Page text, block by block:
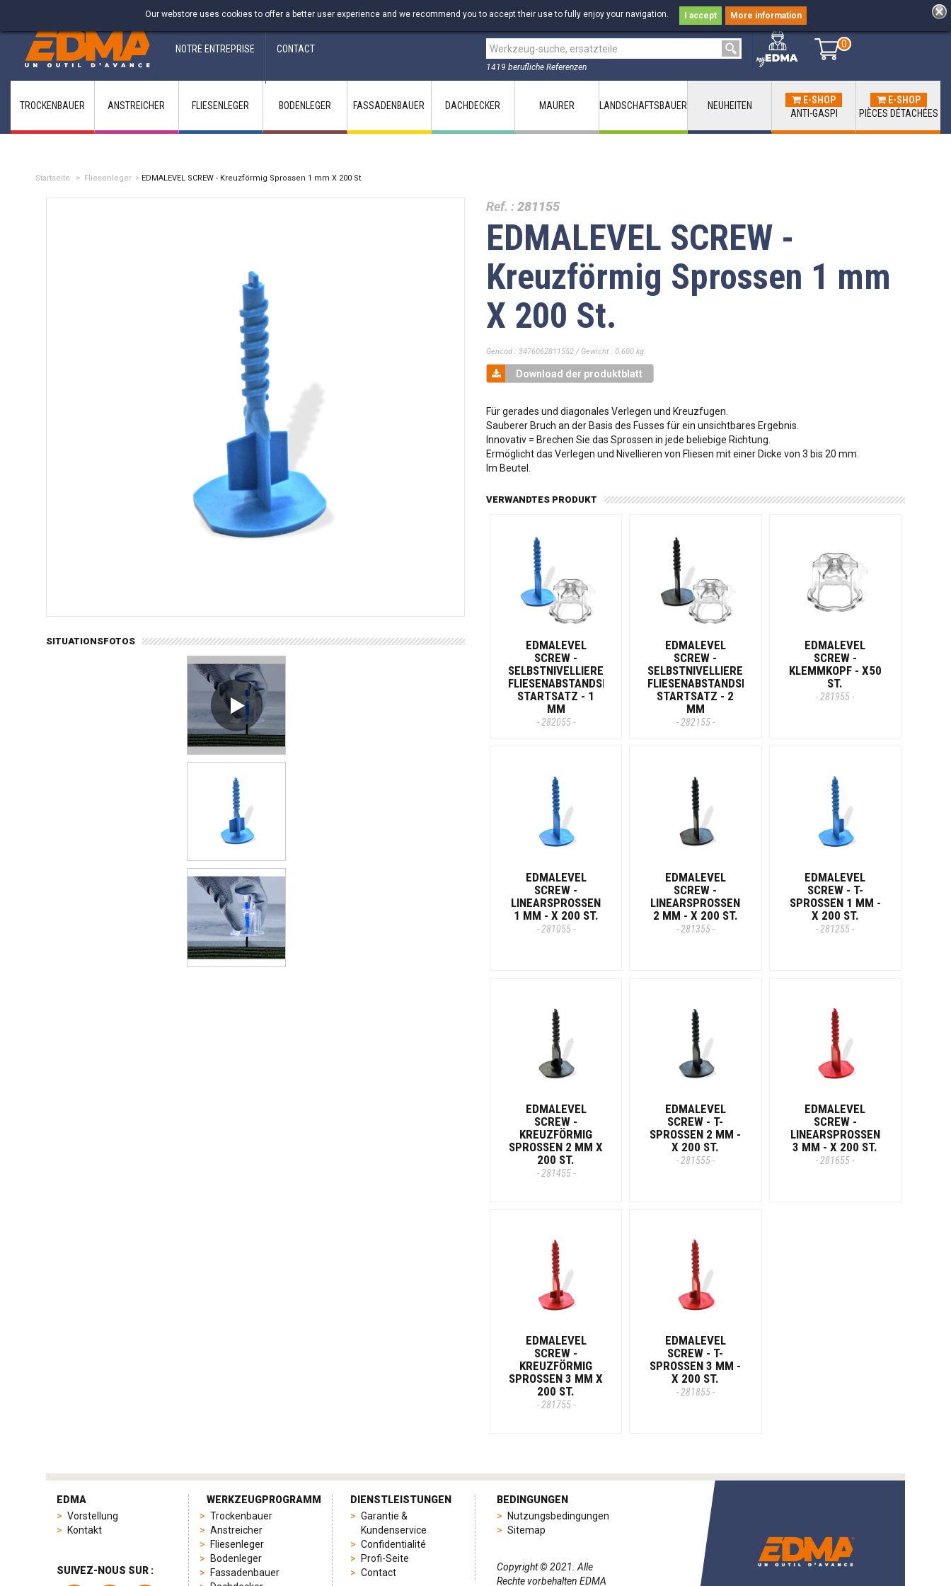
Fabricant francais depuis 1937
NOTRE ENTREPRISE CONTACT
1419 berufliche Referenzen
0
0
Our webstore uses cookies to offer a better user experience and we recommend you to accept their use to fully enjoy your navigation. I accept More information
TROCKENBAUER ANSTREICHER FLIESENLEGER BODENLEGER FASSADENBAUER DACHDECKER MAURER LANDSCHAFTSBAUER NEUHEITEN
E-SHOP
ANTI-GASPI
E-SHOP
PIÈCES DÉTACHÉES
Startseite > Fliesenleger > EDMALEVEL SCREW - Kreuzförmig Sprossen 1 mm X 200 St.
SITUATIONSFOTOS
Ref. :281155
EDMALEVEL SCREW -
Kreuzförmig Sprossen 1 mm
X 200 St.
Gencod : 3476062811552 / Gewicht : 0.600 kg
Download der produktblatt
Für gerades und diagonales Verlegen und Kreuzfugen.
Sauberer Bruch an der Basis des Fusses für ein unsichtbares Ergebnis.
Innovativ = Brechen Sie das Sprossen in jede beliebige Richtung.
Ermöglicht das Verlegen und Nivellieren von Fliesen mit einer Dicke von 3 bis 20 mm.
Im Beutel.
VERWANDTES PRODUKT
EDMALEVEL
SCREW -
SELBSTNIVELLIERENDER
FLIESENABSTANDSHALTER-
STARTSATZ - 1
MM
- 282055 -
EDMALEVEL
SCREW -
SELBSTNIVELLIERENDER
FLIESENABSTANDSHALTER-
STARTSATZ - 2
MM
- 282155 -
EDMALEVEL
SCREW -
KLEMMKOPF - X50
ST.
- 281955 -
EDMALEVEL
SCREW -
LINEARSPROSSEN
1 MM - X 200 ST.
- 281055 -
EDMALEVEL
SCREW -
LINEARSPROSSEN
2 MM - X 200 ST.
- 281355 -
EDMALEVEL
SCREW - T-
SPROSSEN 1 MM -
X 200 ST.
- 281255 -
EDMALEVEL
SCREW -
KREUZFÖRMIG
SPROSSEN 2 MM X
200 ST.
- 281455 -
EDMALEVEL
SCREW - T-
SPROSSEN 2 MM -
X 200 ST.
- 281555 -
EDMALEVEL
SCREW -
LINEARSPROSSEN
3 MM - X 200 ST.
- 281655 -
EDMALEVEL
SCREW -
KREUZFÖRMIG
SPROSSEN 3 MM X
200 ST.
- 281755 -
EDMALEVEL
SCREW - T-
SPROSSEN 3 MM -
X 200 ST.
- 281855 -
EDMA
Vorstellung
Kontakt
SUIVEZ-NOUS SUR :
WERKZEUGPROGRAMM
Trockenbauer
Anstreicher
Fliesenleger
Bodenleger
Fassadenbauer
DIENSTLEISTUNGEN
Garantie &
Kundenservice
Confidentialité
Profi-Seite
Contact
BEDINGUNGEN
Nutzungsbedingungen
Sitemap
Copyright © 2021. Alle
Rechte vorbehalten EDMA